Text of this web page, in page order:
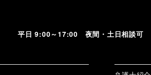
平日 9:00～17:00 夜間・土日相談可